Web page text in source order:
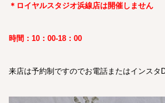
＊ロイヤルスタジオ浜線店は開催しません
時間：10：00-18：00
来店は予約制ですのでお電話またはインスタ